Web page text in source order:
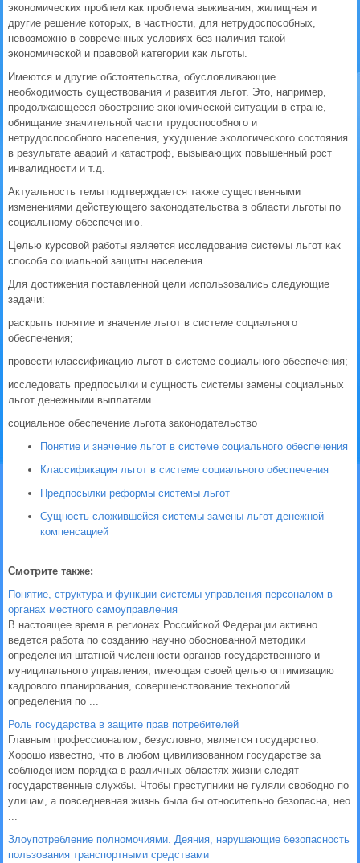
экономических проблем как проблема выживания, жилищная и
другие решение которых, в частности, для нетрудоспособных,
невозможно в современных условиях без наличия такой
экономической и правовой категории как льготы.
Имеются и другие обстоятельства, обусловливающие
необходимость существования и развития льгот. Это, например,
продолжающееся обострение экономической ситуации в стране,
обнищание значительной части трудоспособного и
нетрудоспособного населения, ухудшение экологического состояния
в результате аварий и катастроф, вызывающих повышенный рост
инвалидности и т.д.
Актуальность темы подтверждается также существенными
изменениями действующего законодательства в области льготы по
социальному обеспечению.
Целью курсовой работы является исследование системы льгот как
способа социальной защиты населения.
Для достижения поставленной цели использовались следующие
задачи:
раскрыть понятие и значение льгот в системе социального
обеспечения;
провести классификацию льгот в системе социального обеспечения;
исследовать предпосылки и сущность системы замены социальных
льгот денежными выплатами.
социальное обеспечение льгота законодательство
Понятие и значение льгот в системе социального обеспечения
Классификация льгот в системе социального обеспечения
Предпосылки реформы системы льгот
Сущность сложившейся системы замены льгот денежной
компенсацией
Смотрите также:
Понятие, структура и функции системы управления персоналом в
органах местного самоуправления
В настоящее время в регионах Российской Федерации активно
ведется работа по созданию научно обоснованной методики
определения штатной численности органов государственного и
муниципального управления, имеющая своей целью оптимизацию
кадрового планирования, совершенствование технологий
определения по ...
Роль государства в защите прав потребителей
Главным профессионалом, безусловно, является государство.
Хорошо известно, что в любом цивилизованном государстве за
соблюдением порядка в различных областях жизни следят
государственные службы. Чтобы преступники не гуляли свободно по
улицам, а повседневная жизнь была бы относительно безопасна, нео
...
Злоупотребление полномочиями. Деяния, нарушающие безопасность
пользования транспортными средствами